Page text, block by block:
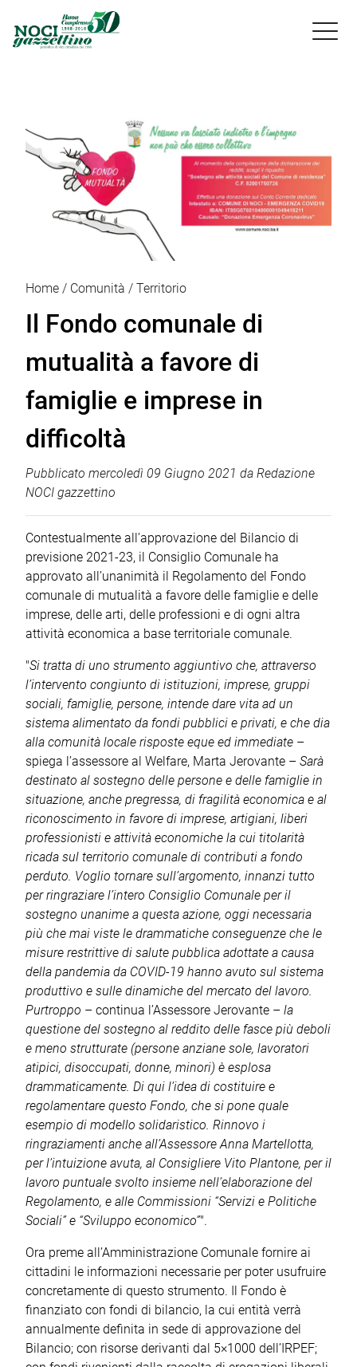

Home Comunità Territorio
Il Fondo comunale di
mutualità a favore di
famiglie e imprese in
difficoltà
Pubblicato mercoledì 09 Giugno 2021 da Redazione
NOCI gazzettino
Contestualmente all’approvazione del Bilancio di
previsione 2021-23, il Consiglio Comunale ha
approvato all’unanimità il Regolamento del Fondo
comunale di mutualità a favore delle famiglie e delle
imprese, delle arti, delle professioni e di ogni altra
attività economica a base territoriale comunale.
"Si tratta di uno strumento aggiuntivo che, attraverso
l’intervento congiunto di istituzioni, imprese, gruppi
sociali, famiglie, persone, intende dare vita ad un
sistema alimentato da fondi pubblici e privati, e che dia
alla comunità locale risposte eque ed immediate –
spiega l’assessore al Welfare, Marta Jerovante – Sarà
destinato al sostegno delle persone e delle famiglie in
situazione, anche pregressa, di fragilità economica e al
riconoscimento in favore di imprese, artigiani, liberi
professionisti e attività economiche la cui titolarità
ricada sul territorio comunale di contributi a fondo
perduto. Voglio tornare sull’argomento, innanzi tutto
per ringraziare l’intero Consiglio Comunale per il
sostegno unanime a questa azione, oggi necessaria
più che mai viste le drammatiche conseguenze che le
misure restrittive di salute pubblica adottate a causa
della pandemia da COVID-19 hanno avuto sul sistema
produttivo e sulle dinamiche del mercato del lavoro.
Purtroppo – continua l’Assessore Jerovante – la
questione del sostegno al reddito delle fasce più deboli
e meno strutturate (persone anziane sole, lavoratori
atipici, disoccupati, donne, minori) è esplosa
drammaticamente. Di qui l’idea di costituire e
regolamentare questo Fondo, che si pone quale
esempio di modello solidaristico. Rinnovo i
ringraziamenti anche all’Assessore Anna Martellotta,
per l’intuizione avuta, al Consigliere Vito Plantone, per il
lavoro puntuale svolto insieme nell’elaborazione del
Regolamento, e alle Commissioni “Servizi e Politiche
Sociali” e “Sviluppo economico”".
Ora preme all’Amministrazione Comunale fornire ai
cittadini le informazioni necessarie per poter usufruire
concretamente di questo strumento. Il Fondo è
finanziato con fondi di bilancio, la cui entità verrà
annualmente definita in sede di approvazione del
Bilancio; con risorse derivanti dal 5×1000 dell’IRPEF;